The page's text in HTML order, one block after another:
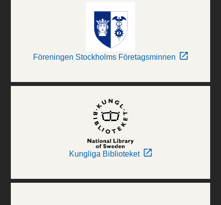
Föreningen Stockholms Företagsminnen
Kungliga Biblioteket